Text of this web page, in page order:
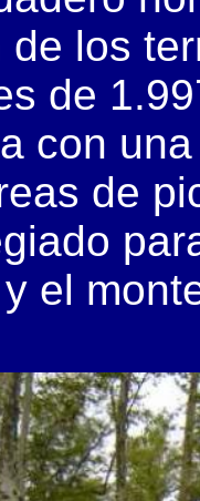
de los
de
con
de
el